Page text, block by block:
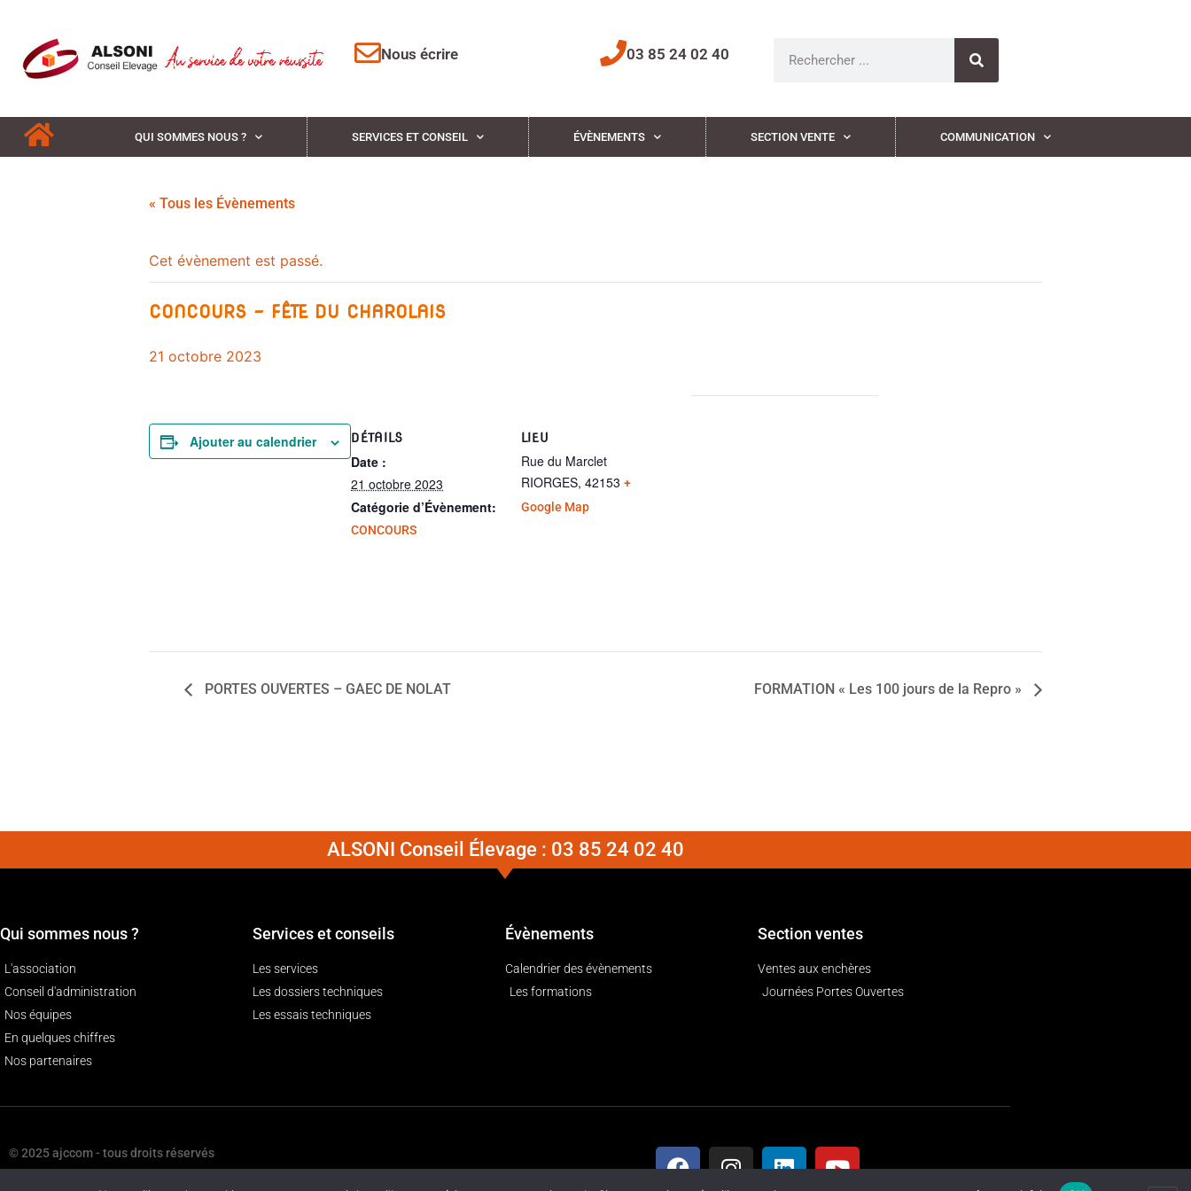
Nous écrire 03 85 24 02 40
QUI SOMMES NOUS ? SERVICES ET CONSEIL ÉVÈNEMENTS SECTION VENTE COMMUNICATION
« Tous les Évènements
Cet évènement est passé.
CONCOURS – FÊTE DU CHAROLAIS
21 octobre 2023
Ajouter au calendrier DÉTAILS
Date :
21 octobre 2023
Catégorie d’Évènement:
CONCOURS
LIEU
Rue du Marclet
RIORGES, 42153 +
Google Map
PORTES OUVERTES – GAEC DE NOLAT FORMATION « Les 100 jours de la Repro »
ALSONI Conseil Élevage : 03 85 24 02 40
Qui sommes nous ?
L'association
Conseil d'administration
Nos équipes
En quelques chiffres
Nos partenaires
Services et conseils
Les services
Les dossiers techniques
Les essais techniques
Évènements
Calendrier des évènements
Les formations
Section ventes
Ventes aux enchères
Journées Portes Ouvertes
© 2025 ajccom - tous droits réservés